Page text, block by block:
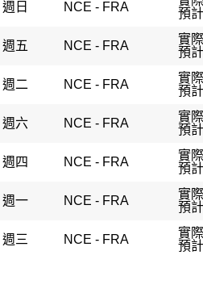
日 NCE - FRA
預
五 NCE - FRA
實際
預
二 NCE - FRA
實
預
週六 NCE - FRA
實
預
四 NCE - FRA
實
預
週一 NCE - FRA
實
預
三 NCE - FRA
實
預